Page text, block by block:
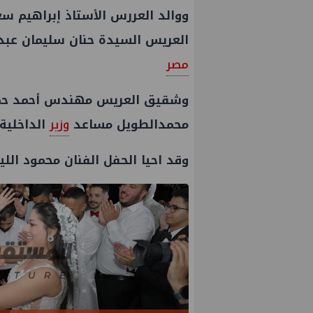
ووالد العررس الأستاذ إبراهيم
العريس السيدة حنان سليمان
مصر
وشقيق العريس مهندس أحمد
محمدالطويل مساعد وزير
وقد احيا الحفل الفنان محمود